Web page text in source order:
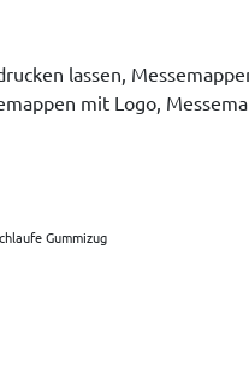
lassen,
mit Logo,
Gummizug